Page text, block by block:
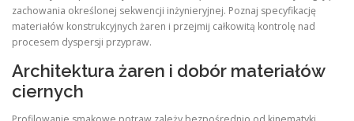
zachowania określonej sekwencji inżynieryjnej. Poznaj specyfikację
materiałów konstrukcyjnych żaren i przejmij całkowitą kontrolę nad
procesem dyspersji przypraw.
Architektura żaren i dobór materiałów
ciernych